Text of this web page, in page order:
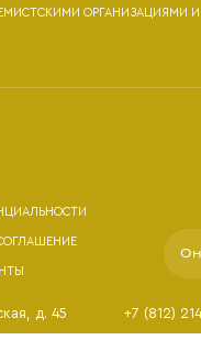
д. 45 +7 (812)
ОРГАНИЗАЦИЯМИ И